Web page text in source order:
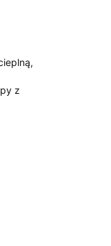
z